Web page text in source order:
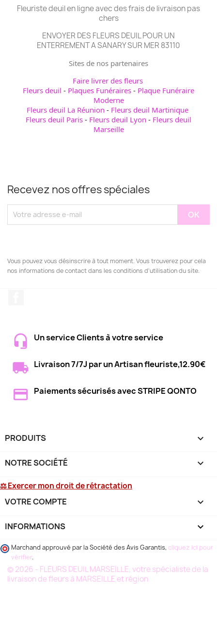
Fleuriste deuil en ligne avec des frais de livraison pas
chers
ENVOYER DES FLEURS DEUIL POUR UN
ENTERREMENT A SANARY SUR MER 83110
Sites de nos partenaires
Faire livrer des fleurs
Fleurs deuil - Plaques Funéraires - Plaque Funéraire
Moderne
Fleurs deuil La Réunion - Fleurs deuil Martinique
Fleurs deuil Paris - Fleurs deuil Lyon - Fleurs deuil
Marseille
Recevez nos offres spéciales
Vous pouvez vous désinscrire à tout moment. Vous trouverez pour cela
nos informations de contact dans les conditions d'utilisation du site.
Un service Clients à votre service
Livraison 7/7J par un Artisan fleuriste,12.90€
Paiements sécurisés avec STRIPE QONTO
PRODUITS 
NOTRE SOCIÉTÉ 
⚖ Exercer mon droit de rétractation
VOTRE COMPTE 
INFORMATIONS keyboard_arrow_down
Marchand approuvé par la Société des Avis Garantis, cliquez ici pour
vérifier.
© 2026 - FLEURS DEUIL MARSEILLE, votre spécialiste de la
livraison de fleurs à MARSEILLE et région